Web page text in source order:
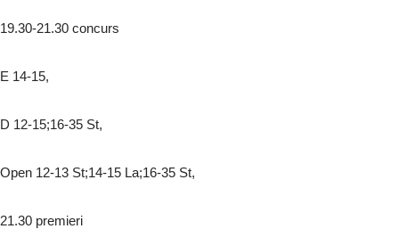
19.30-21.30 concurs
E 14-15,
D 12-15;16-35 St,
Open 12-13 St;14-15 La;16-35 St,
21.30 premieri